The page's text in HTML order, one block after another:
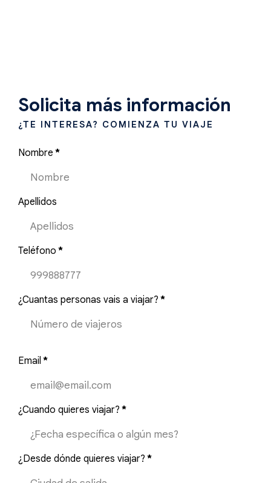
Solicita más información
¿TE INTERESA? COMIENZA TU VIAJE
Nombre *
Apellidos
Teléfono *
¿Cuantas personas vais a viajar? *
Email *
¿Cuando quieres viajar? *
¿Desde dónde quieres viajar? *